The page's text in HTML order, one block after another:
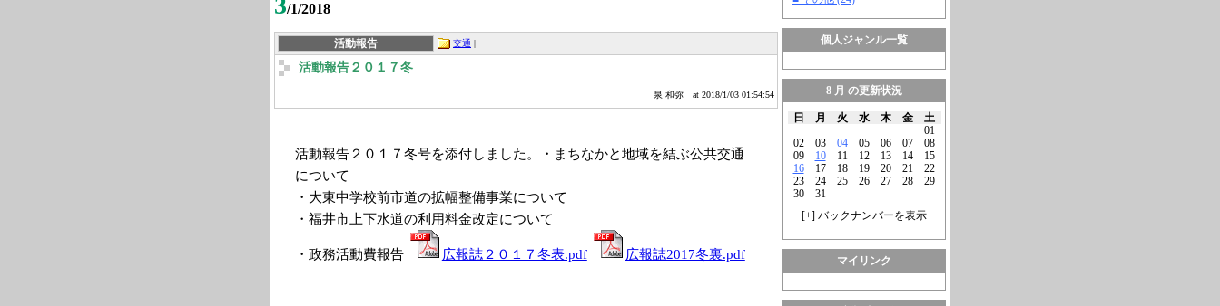
個人ジャンル一覧
8 月 の更新状況
日 月 火 水 木 金
土
01
02
03 04 05 06 07
08
09
10 11 12 13 14
15
16
17 18 19 20 21
22
23
24 25 26 27 28
29
30
31
[+] バックナンバーを表示
マイリンク
/1/2018
活動報告 交通
活動報告２０１７冬
泉 和弥 at 2018/1/03 01:54:54
活動報告２０１７冬号を添付しました。・まちなかと地域を結ぶ公共交通
について
・大東中学校前市道の拡幅整備事業について
・福井市上下水道の利用料金改定について
・政務活動費報告 広報誌２０１７冬表.pdf 広報誌2017冬裏.pdf